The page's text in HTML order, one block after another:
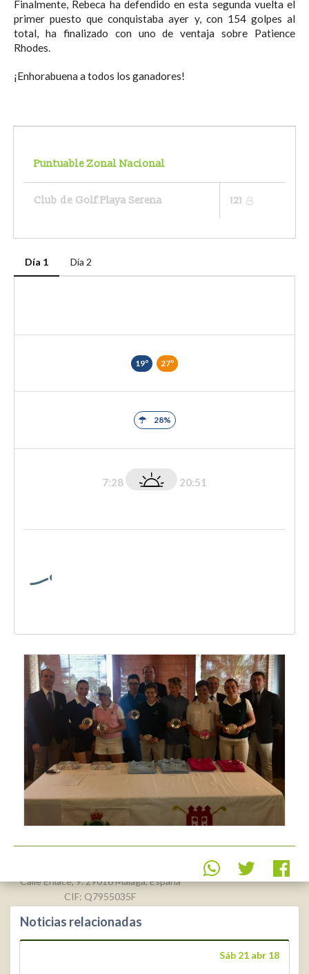
Finalmente, Rebeca ha defendido en esta segunda vuelta el
primer puesto que conquistaba ayer y, con 154 golpes al
total, ha finalizado con uno de ventaja sobre Patience
Rhodes.
¡Enhorabuena a todos los ganadores!
Puntuable Zonal Nacional
Club de Golf Playa Serena 121
Día 1 Día 2
19º 27º
28%
7:28 20:51
Noticias relacionadas
Sáb 21 abr 18
Real Federación Andaluza de
Calle Enlace, 9. 29016 Málaga, España
CIF: Q7955035F
+34 952 225
590